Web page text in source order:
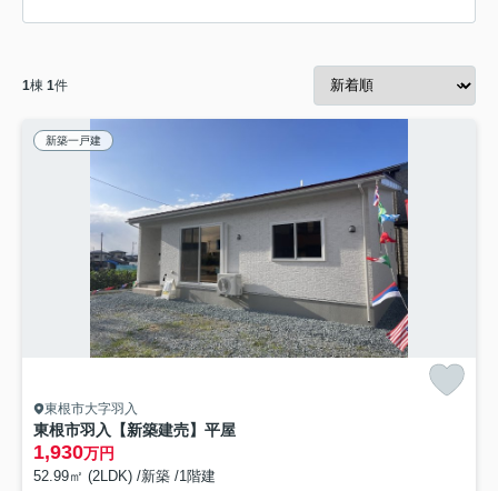
1棟 1件
新築一戸建
東根市大字羽入
東根市羽入【新築建売】平屋
1,930万円
52.99㎡ (2LDK) /新築 /1階建